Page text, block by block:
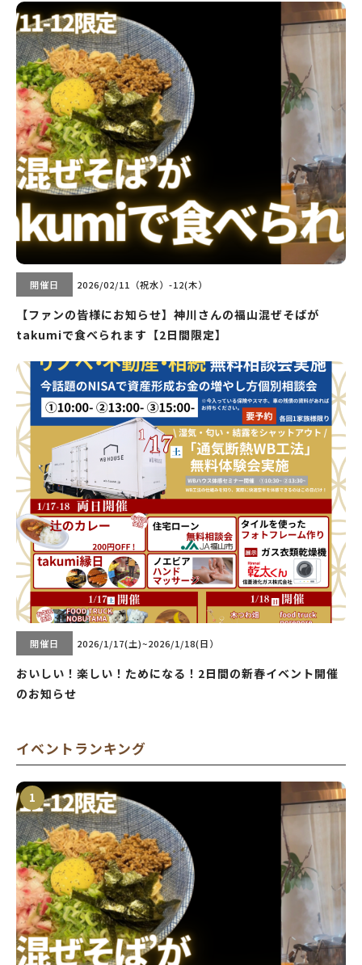
開催日 2026/02/11（祝水）-12(木）
【ファンの皆様にお知らせ】神川さんの福山混ぜそばが
takumiで食べられます【2日間限定】
開催日 2026/1/17(土)~2026/1/18(日）
おいしい！楽しい！ためになる！2日間の新春イベント開催
のお知らせ
イベントランキング